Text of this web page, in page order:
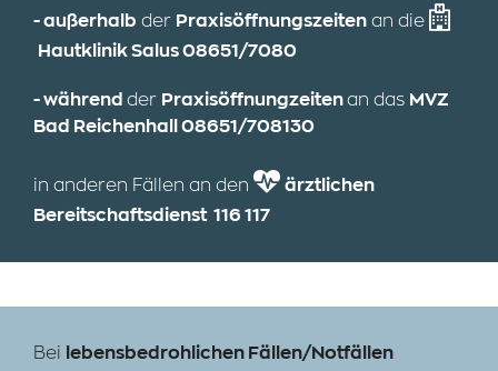
- außerhalb der Praxisöffnungszeiten an die
Hautklinik Salus08651/7080
- während der Praxisöffnungzeitenan das MVZ
Bad Reichenhall 08651/708130
in anderen Fällen an den
ärztlichen
Bereitschaftsdienst 116 117
Bei lebensbedrohlichen Fällen/Notfällen